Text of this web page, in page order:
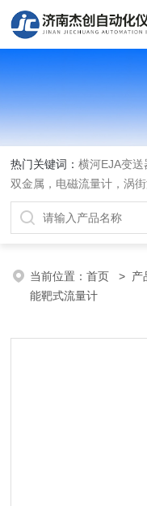
热门关键词：横河EJA变送
双金属，电磁流量计，涡
计，超声波液位计
当前位置：首页 > 产
能靶式流量计